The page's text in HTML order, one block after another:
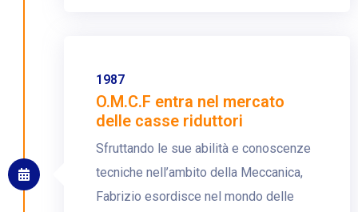
1987
O.M.C.F entra nel mercato
delle casse riduttori
Sfruttando le sue abilità e conoscenze
tecniche nell’ambito della Meccanica,
Fabrizio esordisce nel mondo delle